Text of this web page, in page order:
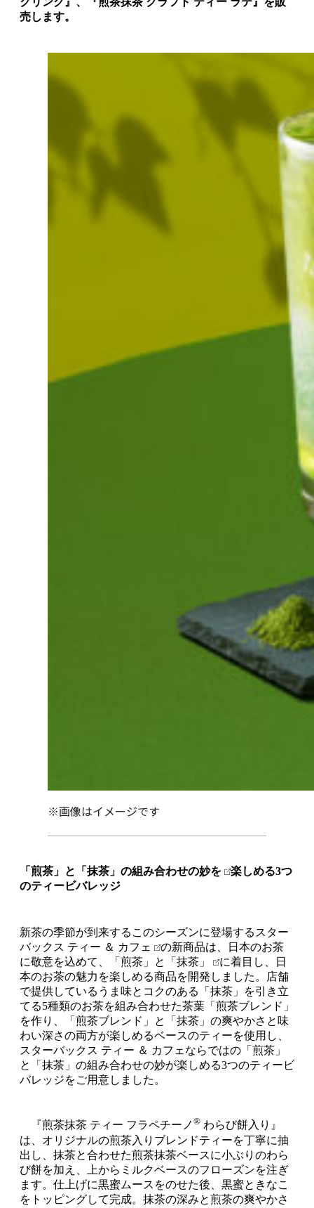
売します。
※画像はイメージです
「 煎茶」と「抹茶」の組み合わせの妙を
楽しめる3つ
のティービバレッジ
新茶の季節が到来するこのシーズンに登場するスター
バックス ティー ＆ カフェ
の新商品は、日本のお茶
に敬意を込めて、
「煎茶」と「抹茶」
に着目し、日
本のお茶の魅力を楽しめる商品を開発しました。店舗
で提供しているうま味とコクのある「抹茶」を引き立
てる5種類のお茶を組み合わせた茶葉「煎茶ブレンド」
を作り、「煎茶ブレンド」と「抹茶」の爽やかさと味
わい深さの両方が楽しめるベースのティーを使用し、
スターバックス ティー ＆ カフェならではの「煎茶」
と「抹茶」の組み合わせの妙が楽しめる3つのティービ
バレッジをご用意しました。
『煎茶抹茶 ティー フラペチーノ ® わらび餅入り』
は、オリジナルの煎茶入りブレンドティーを丁寧に抽
出し、抹茶と合わせた煎茶抹茶ベースに小ぶりのわら
び餅を加え、上からミルクベースのフローズンを注ぎ
ます。仕上げに黒蜜ムースをのせた後、黒蜜ときなこ
をトッピングして完成。抹茶の深みと煎茶の爽やかさ